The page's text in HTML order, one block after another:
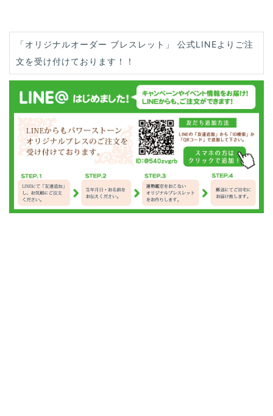
「オリジナルオーダー ブレスレット」 公式LINEよりご注
文を受け付けております！！